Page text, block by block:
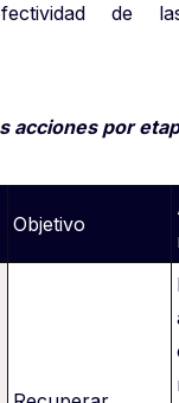
de
acciones por
Objetivo